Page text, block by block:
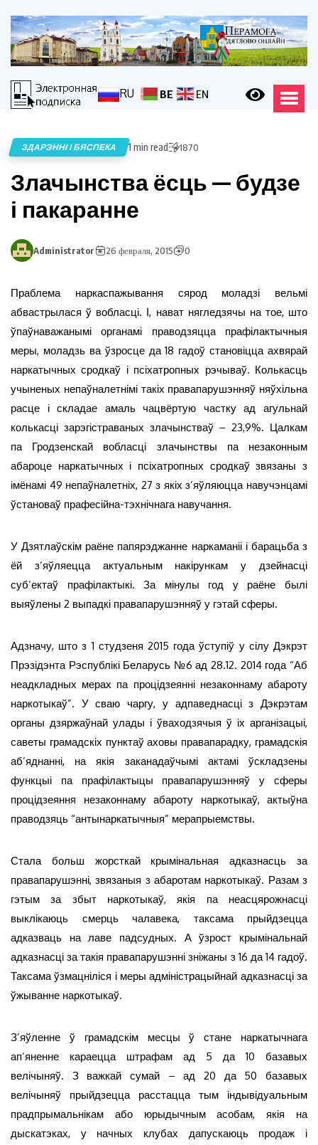
RU BE EN
ЗДАРЭННІ І БЯСПЕКА 1 min read 1870
Злачынства ёсць — будзе
і пакаранне
Administrator 26 февраля, 2015 0
Праблема наркаспажывання сярод моладзі вельмі
абвастрылася ў вобласці. І, нават нягледзячы на тое, што
ўпаўнаважанымі органамі праводзяцца прафілактычныя
меры, моладзь ва ўзросце да 18 гадоў становіцца ахвярай
наркатычных сродкаў і псіхатропных рэчываў. Колькасць
учыненых непаўналетнімі такіх правапарушэнняў няўхільна
расце і складае амаль чацвёртую частку ад агульнай
колькасці зарэгістраваных злачынстваў – 23,9%. Цалкам
па Гродзенскай вобласці злачынствы па незаконным
абароце наркатычных і псіхатропных сродкаў звязаны з
імёнамі 49 непаўналетніх, 27 з якіх з’яўляюцца навучэнцамі
ўстановаў прафесійна-тэхнічнага навучання.
У Дзятлаўскім раёне папярэджанне наркаманіі і барацьба з
ёй з’яўляецца актуальным накірункам у дзейнасці
суб’ектаў прафілактыкі. За мінулы год у раёне былі
выяўлены 2 выпадкі правапарушэнняў у гэтай сферы.
Адзначу, што з 1 студзеня 2015 года ўступіў у сілу Дэкрэт
Прэзідэнта Рэспублікі Беларусь №6 ад 28.12. 2014 года “Аб
неадкладных мерах па процідзеянні незаконнаму абароту
наркотыкаў”. У сваю чаргу, у адпаведнасці з Дэкрэтам
органы дзяржаўнай улады і ўваходзячыя ў іх арганізацыі,
саветы грамадскіх пунктаў аховы правапарадку, грамадскія
аб’яднанні, на якія заканадаўчымі актамі ўскладзены
функцыі па прафілактыцы правапарушэнняў у сферы
процідзеяння незаконнаму абароту наркотыкаў, актыўна
праводзяць “антынаркатычныя” мерапрыемствы.
Стала больш жорсткай крымінальная адказнасць за
правапарушэнні, звязаныя з абаротам наркотыкаў. Разам з
гэтым за збыт наркотыкаў, якія па неасцярожнасці
выклікаюць смерць чалавека, таксама прыйдзецца
адказваць на лаве падсудных. А ўзрост крымінальнай
адказнасці за такія правапарушэнні зніжаны з 16 да 14 гадоў.
Таксама ўзмацніліся і меры адміністрацыйнай адказнасці за
ўжыванне наркотыкаў.
З’яўленне ў грамадскім месцы ў стане наркатычнага
ап’яненне караецца штрафам ад 5 да 10 базавых
велічыняў. З важкай сумай – ад 20 да 50 базавых
велічыняў прыйдзецца расстацца тым індывідуальным
прадпрымальнікам або юрыдычным асобам, якія на
дыскатэках, у начных клубах дапускаюць продаж і